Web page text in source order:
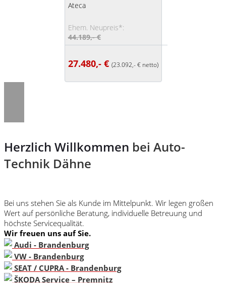
Ateca
Ehem. Neupreis*:
44.189,- €
27.480,- € (23.092,- € netto)
Herzlich Willkommen bei Auto-
Technik Dähne
Bei uns stehen Sie als Kunde im Mittelpunkt. Wir legen großen
Wert auf persönliche Beratung, individuelle Betreuung und
höchste Servicequalität.
Wir freuen uns auf Sie.
Audi - Brandenburg
VW - Brandenburg
SEAT / CUPRA - Brandenburg
ŠKODA Service – Premnitz